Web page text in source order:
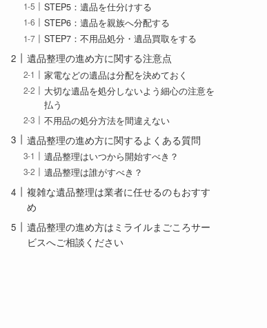
STEP5：遺品を仕分けする
STEP6：遺品を親族へ分配する
STEP7：不用品処分・遺品買取をする
遺品整理の進め方に関する注意点
家電などの遺品は分配を決めておく
大切な遺品を処分しないよう細心の注意を
払う
不用品の処分方法を間違えない
遺品整理の進め方に関するよくある質問
遺品整理はいつから開始すべき？
遺品整理は誰がすべき？
複雑な遺品整理は業者に任せるのもおすす
め
遺品整理の進め方はミライルまごころサー
ビスへご相談ください